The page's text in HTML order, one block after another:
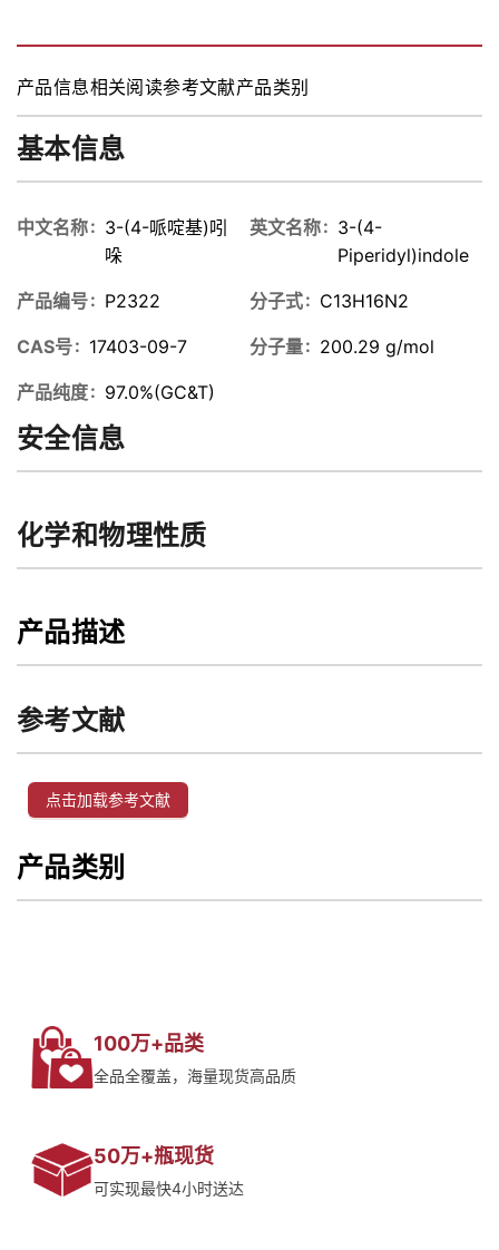
产品信息相关阅读参考文献产品类别
基本信息
中文名称
3-(4-哌啶基)吲
哚
英文名称
3-(4-
Piperidyl)indole
产品编号 P2322 分子式 C13H16N2
CAS号 17403-09-7 分子量 200.29 g/mol
产品纯度 97.0%(GC&T)
安全信息
化学和物理性质
产品描述
参考文献
点击加载参考文献
产品类别
100万+品类
全品全覆盖，海量现货高品质
50万+瓶现货
可实现最快4小时送达